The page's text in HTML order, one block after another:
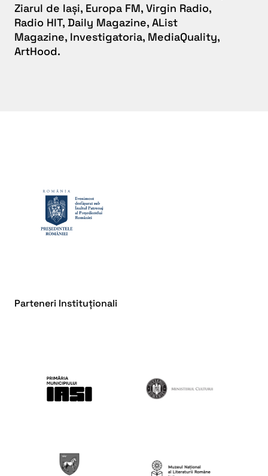
Ziarul de Iași, Europa FM, Virgin Radio,
Radio HIT, Daily Magazine, AList
Magazine, Investigatoria, MediaQuality,
ArtHood.
Parteneri Instituționali